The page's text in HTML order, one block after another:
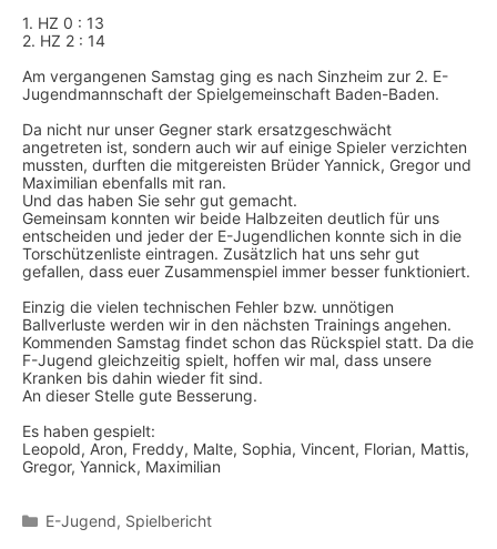
1. HZ 0 : 13
2. HZ 2 : 14
Am vergangenen Samstag ging es nach Sinzheim zur 2. E-
Jugendmannschaft der Spielgemeinschaft Baden-Baden.
Da nicht nur unser Gegner stark ersatzgeschwächt
angetreten ist, sondern auch wir auf einige Spieler verzichten
mussten, durften die mitgereisten Brüder Yannick, Gregor und
Maximilian ebenfalls mit ran.
Und das haben Sie sehr gut gemacht.
Gemeinsam konnten wir beide Halbzeiten deutlich für uns
entscheiden und jeder der E-Jugendlichen konnte sich in die
Torschützenliste eintragen. Zusätzlich hat uns sehr gut
gefallen, dass euer Zusammenspiel immer besser funktioniert.
Einzig die vielen technischen Fehler bzw. unnötigen
Ballverluste werden wir in den nächsten Trainings angehen.
Kommenden Samstag findet schon das Rückspiel statt. Da die
F-Jugend gleichzeitig spielt, hoffen wir mal, dass unsere
Kranken bis dahin wieder fit sind.
An dieser Stelle gute Besserung.
Es haben gespielt:
Leopold, Aron, Freddy, Malte, Sophia, Vincent, Florian, Mattis,
Gregor, Yannick, Maximilian
Kategorien
E-Jugend, Spielbericht